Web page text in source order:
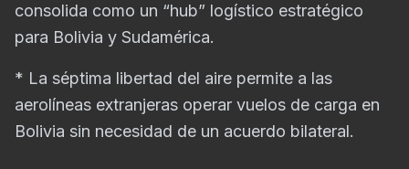
consolida como un “hub” logístico estratégico
para Bolivia y Sudamérica.
* La séptima libertad del aire permite a las
aerolíneas extranjeras operar vuelos de carga en
Bolivia sin necesidad de un acuerdo bilateral.